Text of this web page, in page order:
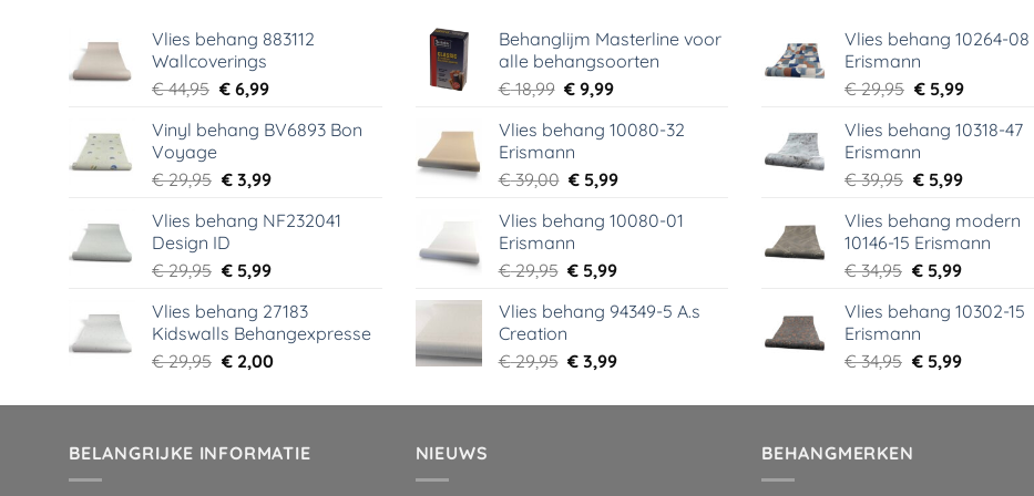
Vlies behang 883112
Wallcoverings
€44,95 Oorspronkelijke
was:
€6,99Huidige
is:
Vinyl behang BV6893 Bon
Voyage
€29,95 Oorspronkelijke
was:
€ 29,95.
€3,99Huidige
is:
Vlies behang NF232041
Design ID
€29,95 Oorspronkelijke
was:
€ 29,95.
€5,99Huidige
is:
€ 5,99.
Vlies behang 27183
Kidswalls Behangexpresse
€29,95 Oorspronkelijke
was:
€2,00Huidige
is:
Behanglijm Masterline voor
alle behangsoorten
€18,99 Oorspronkelijke
was:
€ 18,99.
€ 9,99Huidige
is:
Vlies behang 10080-32
Erismann
€39,00 Oorspronkelijke
was:
€ 39,00.
€ 5,99Huidige
is:
Vlies behang 10080-01
Erismann
€29,95 Oorspronkelijke
was:
€ 5,99Huidige
is:
Vlies behang 94349-5 A.s
Creation
€29,95 Oorspronkelijke
was:
€ 3,99Huidige
is:
Vlies behang 10264-08
Erismann
€29,95 Oorspronkelijke
was:
€ 29,95.
€5,99Huidige
is:
Vlies behang 10318-47
Erismann
€39,95 Oorspronkelijke
was:
€ 39,95.
€5,99Huidige
is:
€ 5,99.
Vlies behang modern
10146-15 Erismann
€34,95 Oorspronkelijke
was:
€ 34,95.
€5,99Huidige
is:
Vlies behang 10302-15
Erismann
€34,95 Oorspronkelijke
was:
€5,99Huidige
is:
BELANGRIJKE INFORMATIE
NIEUWS BEHANGMERKEN